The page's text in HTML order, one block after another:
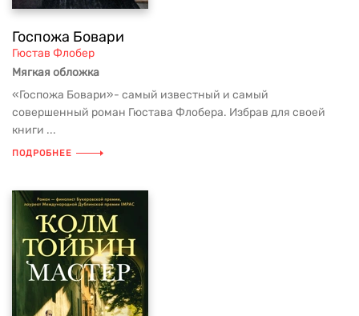
Госпожа Бовари
Гюстав Флобер
Мягкая обложка
«Госпожа Бовари»- самый известный и самый
совершенный роман Гюстава Флобера. Избрав для своей
книги ...
ПОДРОБНЕЕ